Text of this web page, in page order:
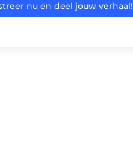
nu en deel jouw verhaal!